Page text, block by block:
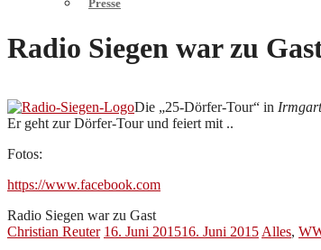
Presse
Radio Siegen war zu
Die „25-Dörfer-Tour“ in
Er geht zur Dörfer-Tour und feiert mit ..
Fotos:
https://www.facebook.com
Radio Siegen war zu Gast
Christian Reuter 16. Juni 201516. Juni 2015 Alles,